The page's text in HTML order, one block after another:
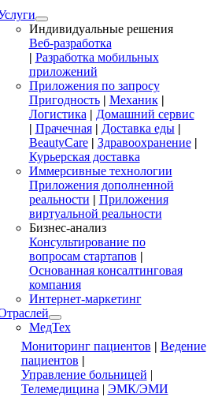
Индивидуальные решения
Веб-разработка
| Разработка мобильных
приложений
Приложения по запросу
Пригодность| Механик|
Логистика| Домашний сервис
| Прачечная | Доставка еды |
BeautyCare | Здравоохранение |
Курьерская доставка
Иммерсивные технологии
Приложения дополненной
реальности | Приложения
виртуальной реальности
Бизнес-анализ
Консультирование по
вопросам стартапов |
Основанная консалтинговая
компания
Интернет-маркетинг
МедТех
Мониторинг пациентов | Ведение
пациентов |
Управление больницей |
Телемедицина| ЭМК/ЭМИ